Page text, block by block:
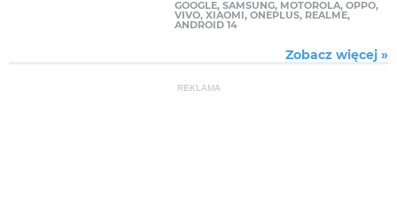
GOOGLE, SAMSUNG, MOTOROLA, OPPO,
VIVO, XIAOMI, ONEPLUS, REALME,
ANDROID 14
Zobacz więcej »
REKLAMA